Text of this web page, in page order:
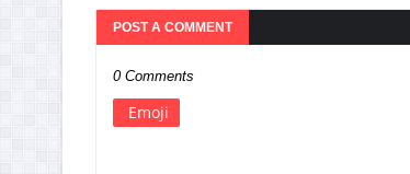
POST A COMMENT
0 Comments
Emoji